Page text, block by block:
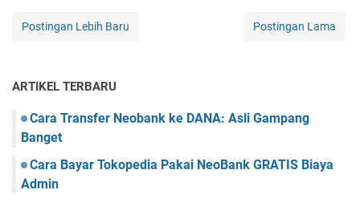
Postingan Lebih Baru Postingan Lama
ARTIKEL TERBARU
Cara Transfer Neobank ke DANA: Asli Gampang
Banget
Cara Bayar Tokopedia Pakai NeoBank GRATIS Biaya
Admin